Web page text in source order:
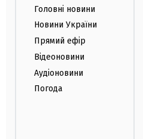
Головні новини
Новини України
Прямий ефір
Відеоновини
Аудіоновини
Погода